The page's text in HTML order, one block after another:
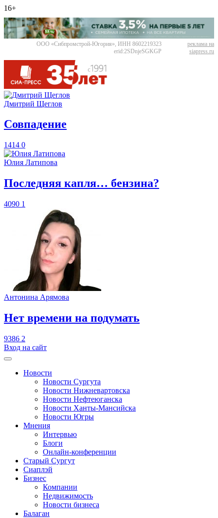
16+
ООО «Сибпромстрой-Югория», ИНН 8602219323
erid:2SDnjeSGKGP
реклама на
siapress.ru
Дмитрий Щеглов
​Совпадение
1414 0
Юлия Латипова
​Последняя капля… бензина?
4090 1
Антонина Арямова
​Нет времени на подумать
9386 2
Вход на сайт
Новости
Новости Сургута
Новости Нижневартовска
Новости Нефтеюганска
Новости Ханты-Мансийска
Новости Югры
Мнения
Интервью
Блоги
Онлайн-конференции
Старый Сургут
Сиаплэй
Бизнес
Компании
Недвижимость
Новости бизнеса
Балаган